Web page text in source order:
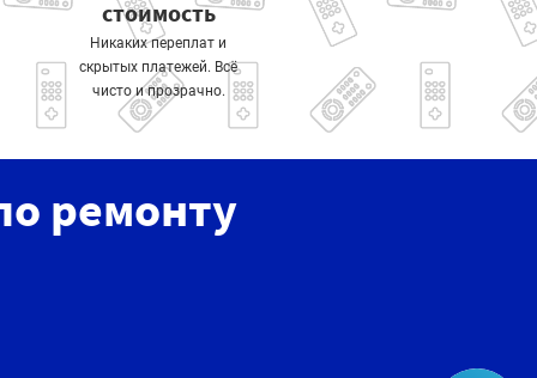
стоимость
Никаких переплат и
скрытых платежей. Всё
чисто и прозрачно.
ремонту